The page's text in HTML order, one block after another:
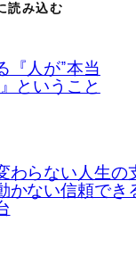
読み込む
『人が”本当
ということ
わらない人生の
かない信頼でき